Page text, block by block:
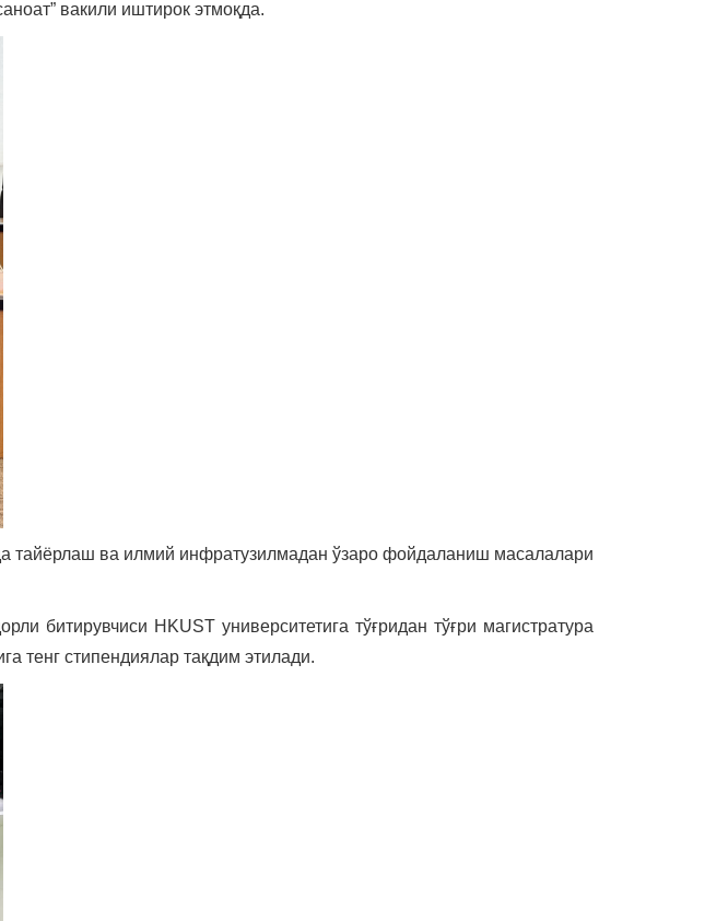
вакили иштирок этмоқда.
тайёрлаш ва илмий инфратузилмадан ўзаро фойдаланиш масалалари
битирувчиси HKUST университетига тўғридан тўғри магистратура
тенг стипендиялар тақдим этилади.